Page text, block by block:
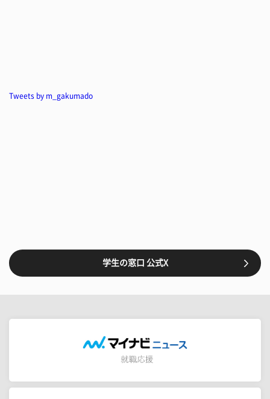
Tweets by m_gakumado
学生の窓口 公式X